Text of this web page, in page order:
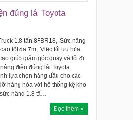
đứng lái Toyota
1.8 tấn 8FBR18, Sức nâng
tối đa 7m, Việc tối ưu hóa
giúp giảm góc quay và lối đi
điện đứng lái Toyota
lựa chọn hàng đầu cho các
hàng hóa với hệ thống kệ kho
nâng 1.8 tấ…
Đọc thêm »